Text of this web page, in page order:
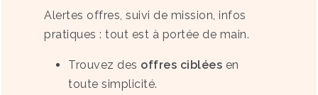
Alertes offres, suivi de mission, infos
pratiques : tout est à portée de main.
Trouvez des offres ciblées en
toute simplicité.